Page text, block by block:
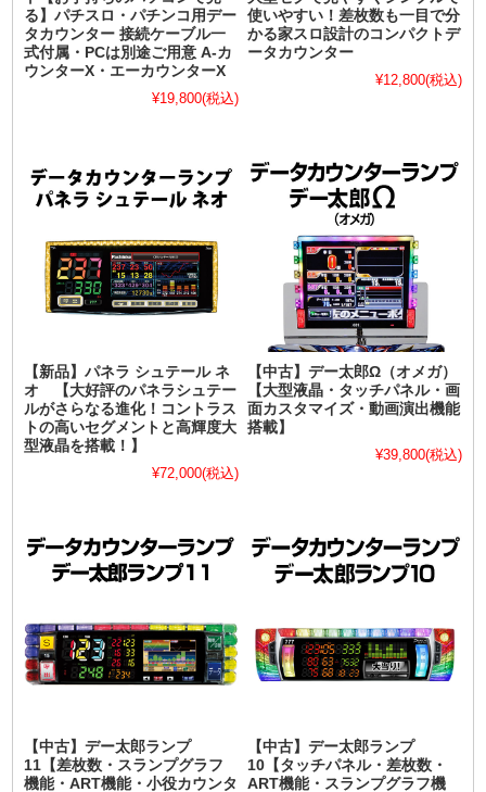
る】パチスロ・パチンコ用デー
タカウンター 接続ケーブル一
式付属・PCは別途ご用意 A-カ
ウンターX・エーカウンターX
¥19,800(税込)
使いやすい！差枚数も一目で分
かる家スロ設計のコンパクトデ
ータカウンター
¥12,800(税込)
【新品】パネラ シュテール ネ
オ 【大好評のパネラシュテー
ルがさらなる進化！コントラス
トの高いセグメントと高輝度大
型液晶を搭載！】
¥72,000(税込)
【中古】デー太郎Ω（オメガ）
【大型液晶・タッチパネル・画
面カスタマイズ・動画演出機能
搭載】
¥39,800(税込)
【中古】デー太郎ランプ
11【差枚数・スランプグラフ
機能・ART機能・小役カウンタ
【中古】デー太郎ランプ
10【タッチパネル・差枚数・
ART機能・スランプグラフ機